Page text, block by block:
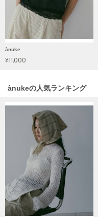
LILY BROWN Lingerie
リリーブラウンランジェリー
LITTLE UNION TOKYO
made of Organics
メイドオブオーガニクス
MICHU COQUETTE
ミチュ コケット
MIESROHE
ミースロエ
miies miim
ミーエスミーム
Mila Owen
ミラオーウェン
ànuke
¥11,000
ànukeの人気ランキング